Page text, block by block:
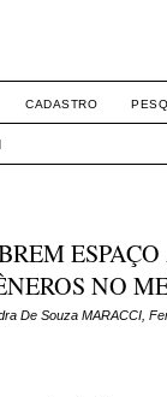
CADASTRO
NO
De Souza MARACCI,